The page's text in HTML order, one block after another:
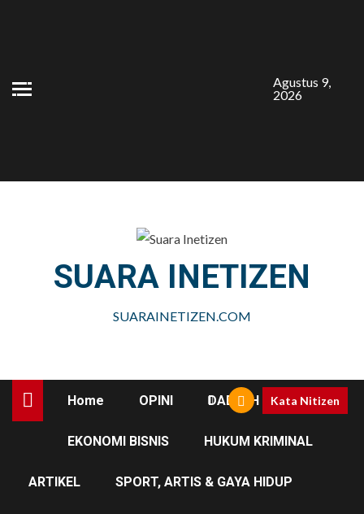
Agustus 9,
2026
SUARA INETIZEN
SUARAINETIZEN.COM
Home OPINI DAERAH
EKONOMI BISNIS HUKUM KRIMINAL
ARTIKEL SPORT, ARTIS & GAYA HIDUP
Kata Nitizen